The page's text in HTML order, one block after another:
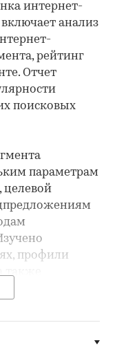
интернет-
анализ
рейтинг
Отчет
поисковых
параметрам
целевой
профили
также